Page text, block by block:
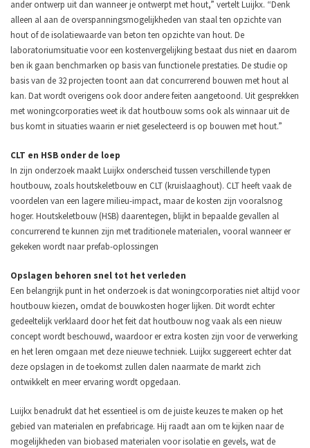
ander ontwerp uit dan wanneer je ontwerpt met hout,” vertelt Luijkx. “Denk
alleen al aan de overspanningsmogelijkheden van staal ten opzichte van
hout of de isolatiewaarde van beton ten opzichte van hout. De
laboratoriumsituatie voor een kostenvergelijking bestaat dus niet en daarom
ben ik gaan benchmarken op basis van functionele prestaties. De studie op
basis van de 32 projecten toont aan dat concurrerend bouwen met hout al
kan. Dat wordt overigens ook door andere feiten aangetoond. Uit gesprekken
met woningcorporaties weet ik dat houtbouw soms ook als winnaar uit de
bus komt in situaties waarin er niet geselecteerd is op bouwen met hout.”
CLT en HSB onder de loep
In zijn onderzoek maakt Luijkx onderscheid tussen verschillende typen
houtbouw, zoals houtskeletbouw en CLT (kruislaaghout). CLT heeft vaak de
voordelen van een lagere milieu-impact, maar de kosten zijn vooralsnog
hoger. Houtskeletbouw (HSB) daarentegen, blijkt in bepaalde gevallen al
concurrerend te kunnen zijn met traditionele materialen, vooral wanneer er
gekeken wordt naar prefab-oplossingen
Opslagen behoren snel tot het verleden
Een belangrijk punt in het onderzoek is dat woningcorporaties niet altijd voor
houtbouw kiezen, omdat de bouwkosten hoger lijken. Dit wordt echter
gedeeltelijk verklaard door het feit dat houtbouw nog vaak als een nieuw
concept wordt beschouwd, waardoor er extra kosten zijn voor de verwerking
en het leren omgaan met deze nieuwe techniek. Luijkx suggereert echter dat
deze opslagen in de toekomst zullen dalen naarmate de markt zich
ontwikkelt en meer ervaring wordt opgedaan.
Luijkx benadrukt dat het essentieel is om de juiste keuzes te maken op het
gebied van materialen en prefabricage. Hij raadt aan om te kijken naar de
mogelijkheden van biobased materialen voor isolatie en gevels, wat de